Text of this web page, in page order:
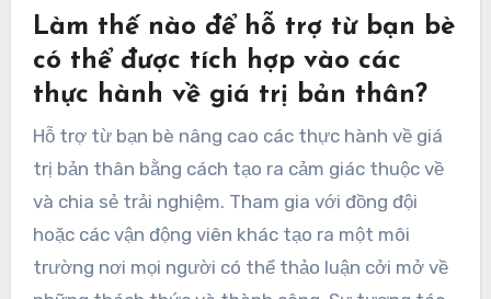
Làm thế nào để hỗ trợ từ bạn bè
có thể được tích hợp vào các
thực hành về giá trị bản thân?
Hỗ trợ từ bạn bè nâng cao các thực hành về giá
trị bản thân bằng cách tạo ra cảm giác thuộc về
và chia sẻ trải nghiệm. Tham gia với đồng đội
hoặc các vận động viên khác tạo ra một môi
trường nơi mọi người có thể thảo luận cởi mở về